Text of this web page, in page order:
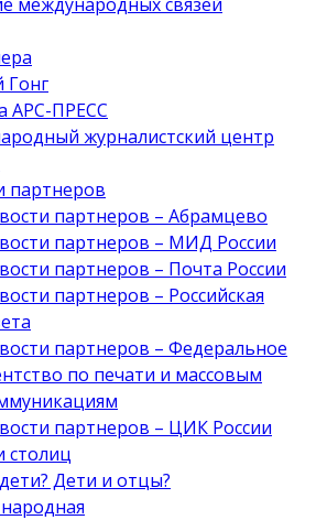
Гонг
АРС-ПРЕСС
журналистский центр
партнеров
партнеров – Абрамцево
партнеров – МИД России
партнеров – Почта России
партнеров – Российская
партнеров – Федеральное
по печати и массовым
партнеров – ЦИК России
столиц
Дети и отцы?